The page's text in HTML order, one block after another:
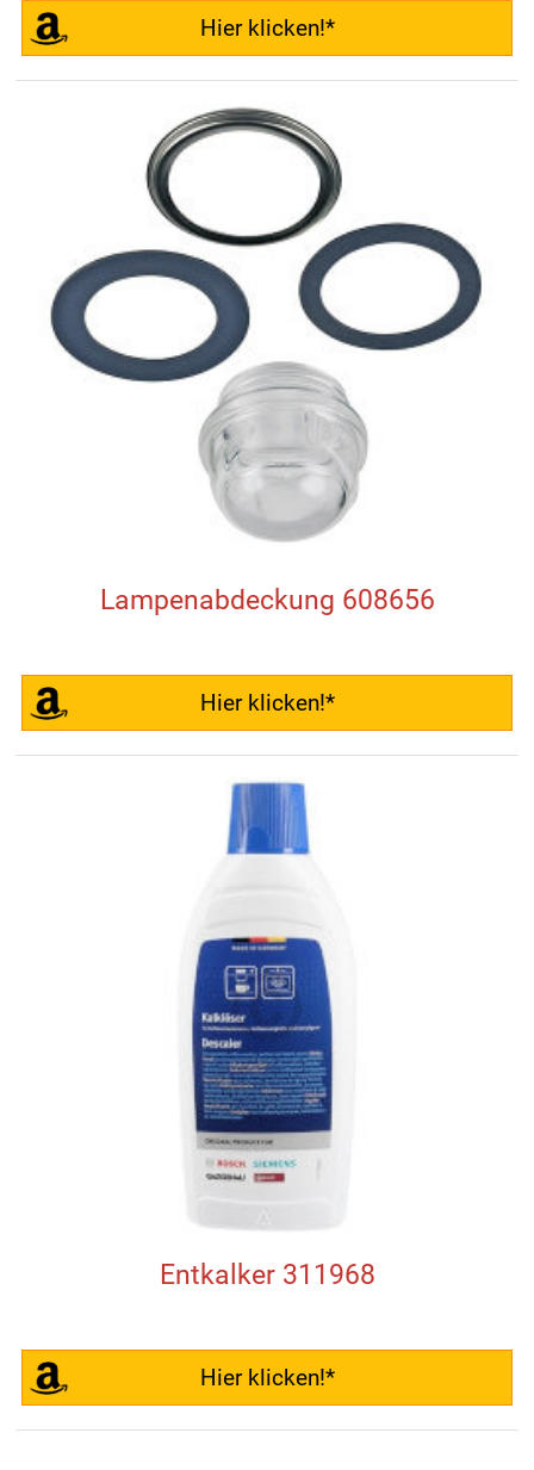
Hier klicken!*
Lampenabdeckung 608656
Hier klicken!*
Entkalker 311968
Hier klicken!*